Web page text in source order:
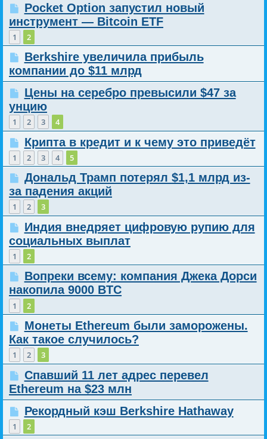
Pocket Option запустил новый
инструмент — Bitcoin ETF
1 2
Berkshire увеличила прибыль
компании до $11 млрд
Цены на серебро превысили $47 за
унцию
1 2 3 4
Крипта в кредит и к чему это приведёт
1 2 3 4 5
Дональд Трамп потерял $1,1 млрд из-
за падения акций
1 2 3
Индия внедряет цифровую рупию для
социальных выплат
1 2
Вопреки всему: компания Джека Дорси
накопила 9000 BTC
1 2
Монеты Ethereum были заморожены.
Как такое случилось?
1 2 3
Спавший 11 лет адрес перевел
Ethereum на $23 млн
Рекордный кэш Berkshire Hathaway
1 2